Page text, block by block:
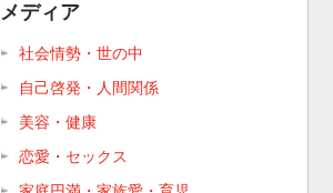
メディア
社会情勢・世の中
自己啓発・人間関係
美容・健康
恋愛・セックス